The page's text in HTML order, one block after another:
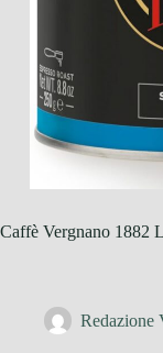
Caffè Vergnano 1882
Redazione